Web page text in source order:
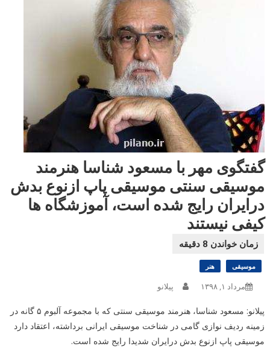
گفتگوی مهر با مسعود شناسا هنرمند
موسیقی سنتی موسیقی پاپ ازنوع بدش
درایران رایج شده است، آموزشگاه ها
کیفی نیستند
موسیقی هنر
مرداد ۱, ۱۳۹۸ پیلانو
پیلانو: مسعود شناسا، هنرمند موسیقی سنتی که با مجموعه آلبوم ۵ گانه در
زمینه ردیف نوازی گامی در شناخت موسیقی ایرانی برداشته، اعتقاد دارد
موسیقی پاپ ازنوع بدش درایران شدیدا رایج شده است.